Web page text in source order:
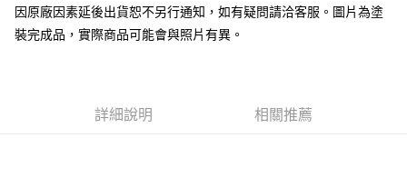
大哥付你分期
相關說明
流程，驗證手機門號後，選擇欲分期的期數、繳款截止日，確認付款後即完
因原廠因素延後出貨恕不另行通知，如有疑問請洽客服。圖片為塗
裝完成品，實際商品可能會與照片有異。
詳細說明 相關推薦